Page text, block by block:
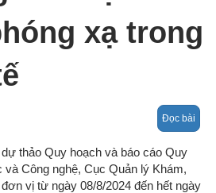
xạ trong
Đọc bài
thảo Quy hoạch và báo cáo Quy
và Công nghệ, Cục Quản lý Khám,
vị từ ngày 08/8/2024 đến hết ngày